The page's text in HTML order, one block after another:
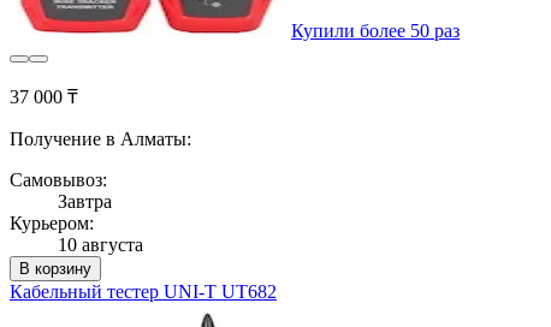
Купили более 50 раз
37 000 ₸
Получение в Алматы:
Самовывоз:
Завтра
Курьером:
10 августа
В корзину
Кабельный тестер UNI-T UT682